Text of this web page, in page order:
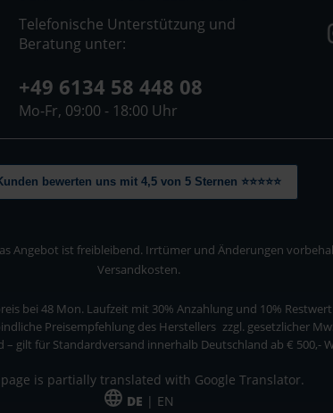
Telefonische Unterstützung und
Beratung unter:
+49 6134 58 448 08
Mo-Fr, 09:00 - 18:00 Uhr
bewerten uns mit 4,5 von 5 Sternen ⭐⭐⭐⭐⭐
Angebot ist freibleibend. Irrtümer und Änderungen
Versandkosten.
bei 48 Mon. Laufzeit mit 30% Anzahlung und 10% Restwert
Preisempfehlung des Herstellers zzgl. gesetzlicher
– gilt für Standardversand innerhalb Deutschland ab € 500,-
is partially translated with Google Translator.
DE | EN